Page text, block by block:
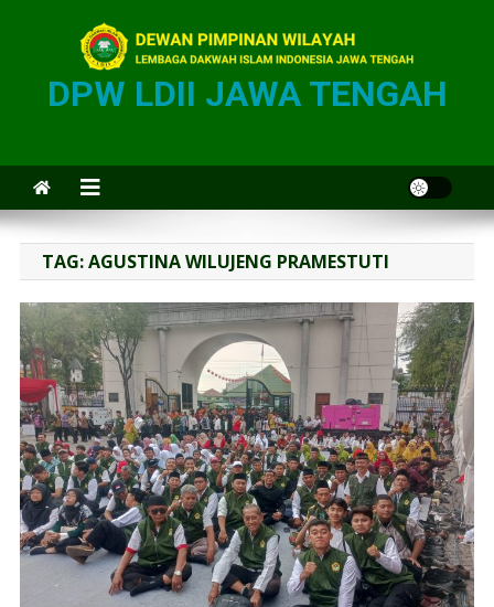
DPW LDII JAWA TENGAH
TAG:AGUSTINA WILUJENG PRAMESTUTI